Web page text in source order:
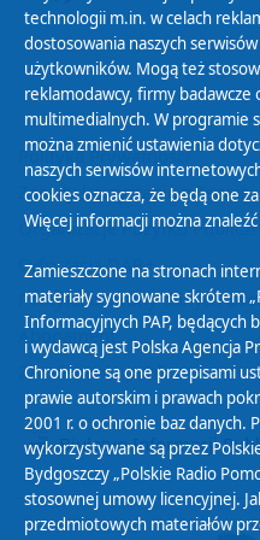
Polityka Prywatności
Zasady korzystania z Serwisu
Organizacje Pożytku
Cyfryzacja DAB+
Polityka ochrony danych
Abonament
Zamówienia publiczne
Biuletyn Informacji
technologii m.in. w celach
dostosowania naszych
użytkowników. Mogą też
reklamodawcy, firmy badawcze
multimedialnych. W programie
można zmienić ustawienia
naszych serwisów
cookies oznacza, że będą one
Więcej informacji można
Zamieszczone na stronach
materiały sygnowane skrótem
Informacyjnych PAP, będących
i wydawcą jest Polska Agencja
Chronione są one przepisami
prawie autorskim i prawach
2001 r. o ochronie baz danych.
wykorzystywane są przez
Bydgoszczy „Polskie Radio
stosownej umowy licencyjnej.
przedmiotowych materiałów